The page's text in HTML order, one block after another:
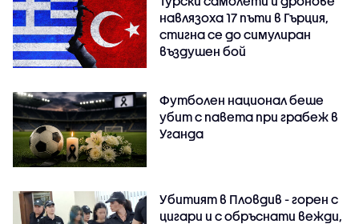
навлязоха 17 пъти в Гърция,
стигна се до симулиран
въздушен бой
Футболен национал беше
убит с павета при грабеж в
Уганда
Убитият в Пловдив - горен с
цигари и с обръснати вежди,